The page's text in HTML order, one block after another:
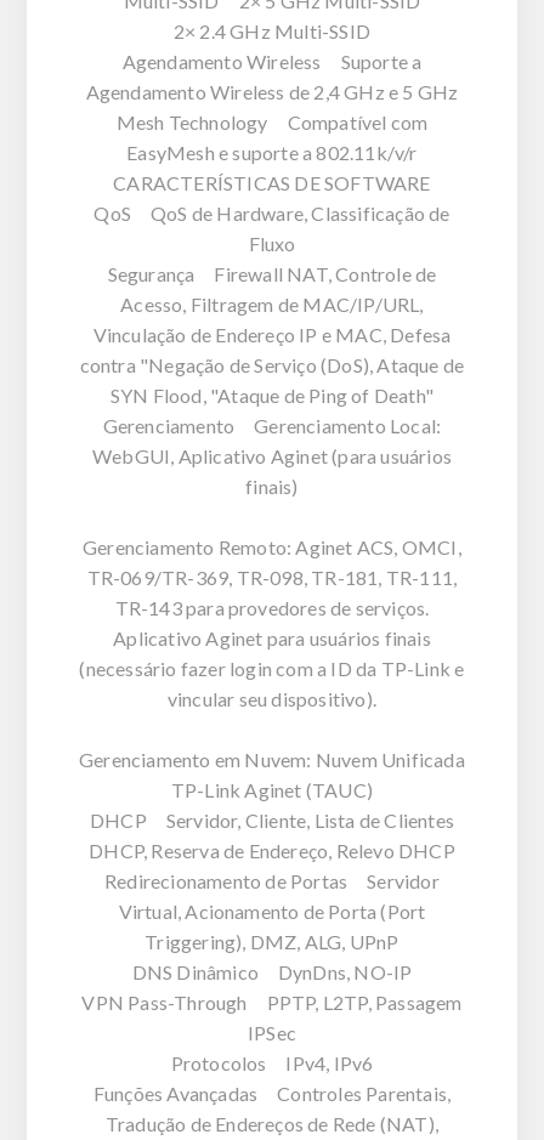
2× 2.4 GHz Multi-SSID
Agendamento Wireless Suporte a
Agendamento Wireless de 2,4 GHz e 5 GHz
Mesh Technology Compatível com
EasyMesh e suporte a 802.11k/v/r
CARACTERÍSTICAS DE SOFTWARE
QoS QoS de Hardware, Classificação de
Fluxo
Segurança Firewall NAT, Controle de
Acesso, Filtragem de MAC/IP/URL,
Vinculação de Endereço IP e MAC, Defesa
contra "Negação de Serviço (DoS), Ataque de
SYN Flood, "Ataque de Ping of Death"
Gerenciamento Gerenciamento Local:
WebGUI, Aplicativo Aginet (para usuários
finais)
Gerenciamento Remoto: Aginet ACS, OMCI,
TR-069/TR-369, TR-098, TR-181, TR-111,
TR-143 para provedores de serviços.
Aplicativo Aginet para usuários finais
(necessário fazer login com a ID da TP-Link e
vincular seu dispositivo).
Gerenciamento em Nuvem: Nuvem Unificada
TP-Link Aginet (TAUC)
DHCP Servidor, Cliente, Lista de Clientes
DHCP, Reserva de Endereço, Relevo DHCP
Redirecionamento de Portas Servidor
Virtual, Acionamento de Porta (Port
Triggering), DMZ, ALG, UPnP
DNS Dinâmico DynDns, NO-IP
VPN Pass-Through PPTP, L2TP, Passagem
IPSec
Protocolos IPv4, IPv6
Funções Avançadas Controles Parentais,
Tradução de Endereços de Rede (NAT),